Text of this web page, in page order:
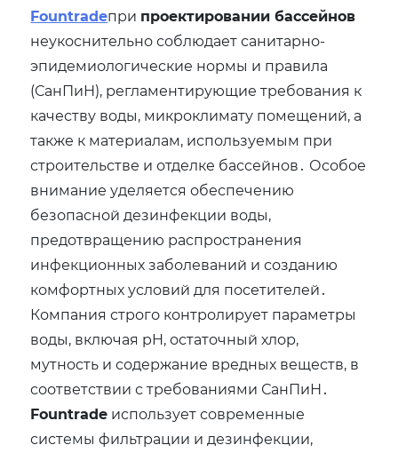
Fountradeпри проектировании бассейнов
неукоснительно соблюдает санитарно-
эпидемиологические нормы и правила
(СанПиН)‚ регламентирующие требования к
качеству воды‚ микроклимату помещений‚ а
также к материалам‚ используемым при
строительстве и отделке бассейнов․ Особое
внимание уделяется обеспечению
безопасной дезинфекции воды‚
предотвращению распространения
инфекционных заболеваний и созданию
комфортных условий для посетителей․
Компания строго контролирует параметры
воды‚ включая pH‚ остаточный хлор‚
мутность и содержание вредных веществ‚ в
соответствии с требованиями СанПиН․
Fountrade использует современные
системы фильтрации и дезинфекции‚